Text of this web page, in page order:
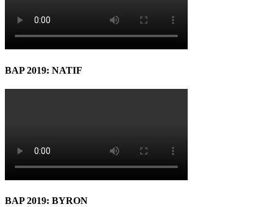
BAP 2019: NATIF
BAP 2019: BYRON